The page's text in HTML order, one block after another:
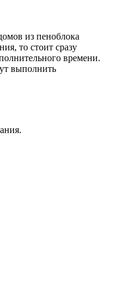
из пеноблока
то стоит сразу
времени.
выполнить